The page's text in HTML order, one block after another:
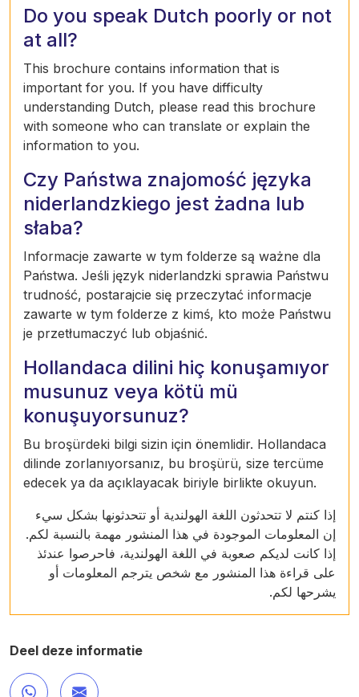
Do you speak Dutch poorly or not
at all?
This brochure contains information that is
important for you. If you have difficulty
understanding Dutch, please read this brochure
with someone who can translate or explain the
information to you.
Czy Państwa znajomość języka
niderlandzkiego jest żadna lub
słaba?
Informacje zawarte w tym folderze są ważne dla
Państwa. Jeśli język niderlandzki sprawia Państwu
trudność, postarajcie się przeczytać informacje
zawarte w tym folderze z kimś, kto może Państwu
je przetłumaczyć lub objaśnić.
Hollandaca dilini hiç konuşamıyor
musunuz veya kötü mü
konuşuyorsunuz?
Bu broşürdeki bilgi sizin için önemlidir. Hollandaca
dilinde zorlanıyorsanız, bu broşürü, size tercüme
edecek ya da açıklayacak biriyle birlikte okuyun.
إذا كنتم لا تتحدثون اللغة الهولندية أو تتحدثونها بشكل سيء
إن المعلومات الموجودة في هذا المنشور مهمة بالنسبة لكم.
إذا كانت لديكم صعوبة في اللغة الهولندية، فاحرصوا عندئذ
على قراءة هذا المنشور مع شخص يترجم المعلومات أو
يشرحها لكم.
Deel deze informatie